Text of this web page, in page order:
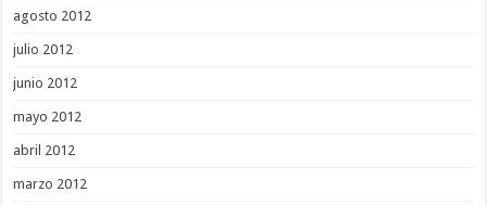
agosto 2012
julio 2012
junio 2012
mayo 2012
abril 2012
marzo 2012